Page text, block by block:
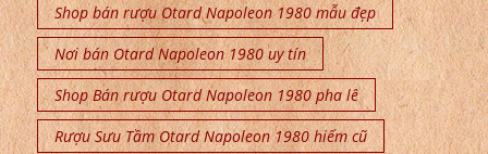
Shop bán rượu Otard Napoleon 1980 mẫu đẹp
Nơi bán Otard Napoleon 1980 uy tín
Shop Bán rượu Otard Napoleon 1980 pha lê
Rượu Sưu Tầm Otard Napoleon 1980 hiếm cũ